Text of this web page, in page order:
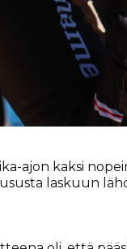
ajon kaksi
laskuun